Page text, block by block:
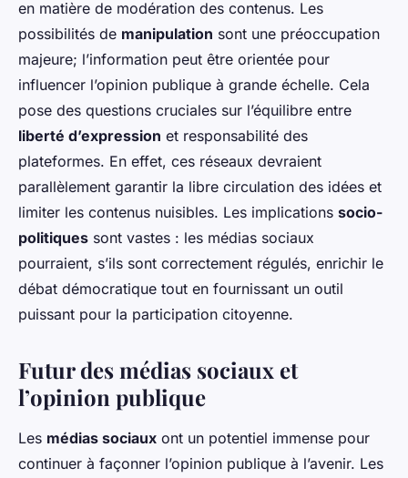
en matière de modération des contenus. Les
possibilités de manipulation sont une préoccupation
majeure; l’information peut être orientée pour
influencer l’opinion publique à grande échelle. Cela
pose des questions cruciales sur l’équilibre entre
liberté d’expression et responsabilité des
plateformes. En effet, ces réseaux devraient
parallèlement garantir la libre circulation des idées et
limiter les contenus nuisibles. Les implications socio-
politiques sont vastes : les médias sociaux
pourraient, s’ils sont correctement régulés, enrichir le
débat démocratique tout en fournissant un outil
puissant pour la participation citoyenne.
Futur des médias sociaux et
l’opinion publique
Les médias sociaux ont un potentiel immense pour
continuer à façonner l’opinion publique à l’avenir. Les